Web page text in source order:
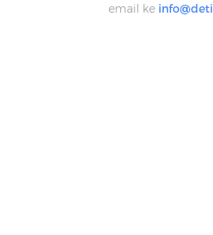
email ke